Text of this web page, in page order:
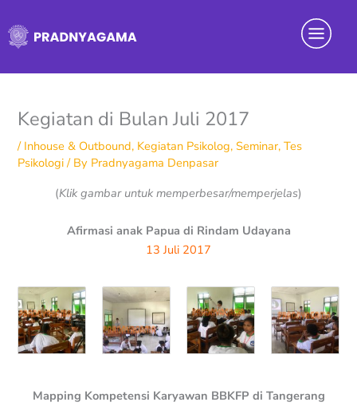
to
content
Menu
Kegiatan di Bulan Juli 2017
/ Inhouse & Outbound, Kegiatan Psikolog,Seminar,Tes
Psikologi/ By Pradnyagama Denpasar
(Klik gambar untuk memperbesar/memperjelas)
Afirmasi anak Papua di Rindam Udayana
13 Juli 2017
Mapping Kompetensi Karyawan BBKFP di Tangerang